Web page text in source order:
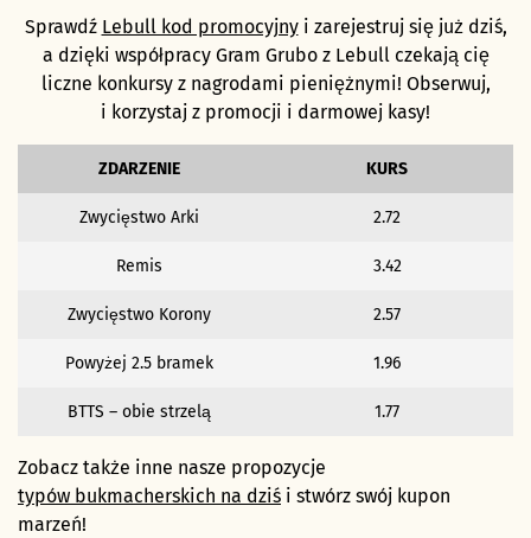
Sprawdź Lebull kod promocyjnyi zarejestruj się już dziś,
a dzięki współpracy Gram Grubo z Lebull czekają cię
liczne konkursy z nagrodami pieniężnymi! Obserwuj,
i korzystaj z promocji i darmowej kasy!
ZDARZENIE KURS
Zwycięstwo Arki 2.72
Remis 3.42
Zwycięstwo Korony 2.57
Powyżej 2.5 bramek 1.96
BTTS – obie strzelą 1.77
Zobacz także inne nasze propozycje
typów bukmacherskich na dziś i stwórz swój kupon
marzeń!